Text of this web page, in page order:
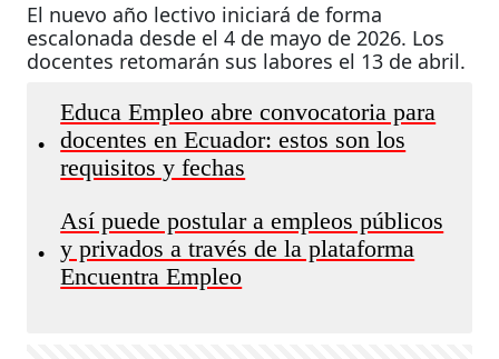
El nuevo año lectivo iniciará de forma
escalonada desde el 4 de mayo de 2026. Los
docentes retomarán sus labores el 13 de abril.
•
Educa Empleo abre convocatoria para
docentes en Ecuador: estos son los
requisitos y fechas
•
Así puede postular a empleos públicos
y privados a través de la plataforma
Encuentra Empleo